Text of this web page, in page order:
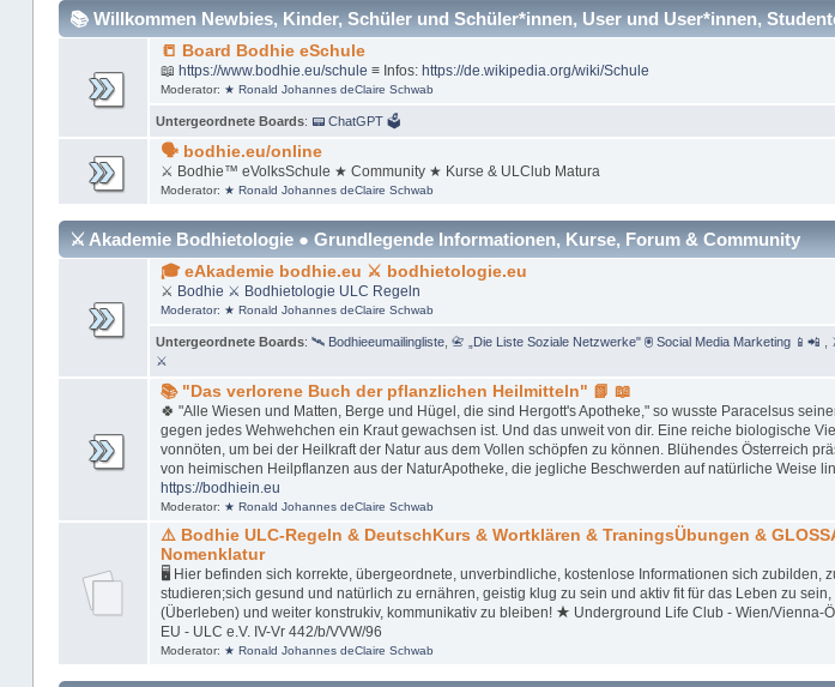
📚 Willkommen Newbies, Kinder, Schüler und Schüler*innen, User und User*innen,
📒 Board Bodhie eSchule
📖 https://www.bodhie.eu/schule ≡ Infos: https://de.wikipedia.org/wiki/Schule
Moderator: ★ Ronald Johannes deClaire Schwab
Untergeordnete Boards: 📟 ChatGPT 🗳
🗣 bodhie.eu/online
⚔ Bodhie™ eVolksSchule ★ Community ★ Kurse & ULClub Matura
Moderator: ★ Ronald Johannes deClaire Schwab
⚔ Akademie Bodhietologie ● Grundlegende Informationen, Kurse, Forum & Community
🎓 eAkademie bodhie.eu ⚔ bodhietologie.eu
⚔ Bodhie ⚔ Bodhietologie ULC Regeln
Moderator: ★ Ronald Johannes deClaire Schwab
Untergeordnete Boards: 🛰 Bodhieeumailingliste, 📇 „Die Liste Soziale Netzwerke" 🖲 Social Media Marketing 📱📲
⚔
📚 "Das verlorene Buch der pflanzlichen Heilmitteln" 📗 📖
🍀 "Alle Wiesen und Matten, Berge und Hügel, die sind Hergott's Apotheke," so wusste Paracelsus
gegen jedes Wehwehchen ein Kraut gewachsen ist. Und das unweit von dir. Eine reiche biologische
vonnöten, um bei der Heilkraft der Natur aus dem Vollen schöpfen zu können. Blühendes Österreich
von heimischen Heilpflanzen aus der NaturApotheke, die jegliche Beschwerden auf natürliche Weise
https://bodhiein.eu
Moderator: ★ Ronald Johannes deClaire Schwab
⚠️ Bodhie ULC-Regeln & DeutschKurs & Wortklären & TraningsÜbungen &
Nomenklatur
🖥 Hier befinden sich korrekte, übergeordnete, unverbindliche, kostenlose Informationen sich zubilden,
studieren;sich gesund und natürlich zu ernähren, geistig klug zu sein und aktiv fit für das Leben zu sein,
(Überleben) und weiter konstrukiv, kommunikativ zu bleiben! ★ Underground Life Club - Wien/Vienna-
EU - ULC e.V. IV-Vr 442/b/VVW/96
Moderator: ★ Ronald Johannes deClaire Schwab